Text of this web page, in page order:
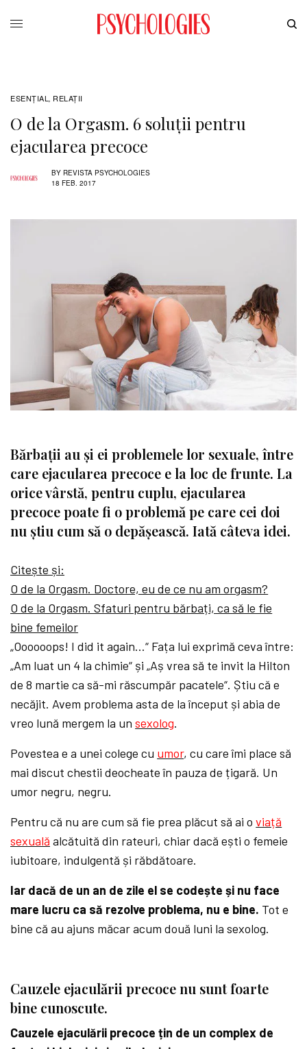
ESENȚIAL , RELAŢII
O de la Orgasm. 6 soluții pentru
ejacularea precoce
BY REVISTA PSYCHOLOGIES
18 FEB. 2017
Bărbații au și ei problemele lor sexuale, între
care ejacularea precoce e la loc de frunte. La
orice vârstă, pentru cuplu, ejacularea
precoce poate fi o problemă pe care cei doi
nu știu cum să o depășească. Iată câteva idei.
Citește și:
O de la Orgasm. Doctore, eu de ce nu am orgasm?
O de la Orgasm. Sfaturi pentru bărbați, ca să le fie
bine femeilor
„Oooooops! I did it again…“ Fața lui exprimă ceva între:
„Am luat un 4 la chimie“ și „Aș vrea să te invit la Hilton
de 8 martie ca să-mi răscumpăr pacatele“. Știu că e
necăjit. Avem problema asta de la început și abia de
vreo lună mergem la unsexolog.
Povestea e a unei colege cu umor, cu care îmi place să
mai discut chestii deocheate în pauza de țigară. Un
umor negru, negru.
Pentru că nu are cum să fie prea plăcut să ai oviață
sexuală alcătuită din rateuri, chiar dacă ești o femeie
iubitoare, indulgentă și răbdătoare.
Iar dacă de un an de zile el se codește și nu face
mare lucru ca să rezolve problema, nu e bine. Tot e
bine că au ajuns măcar acum două luni la sexolog.
Cauzele ejaculării precoce nu sunt foarte
bine cunoscute.
Cauzele ejaculării precoce țin de un complex de